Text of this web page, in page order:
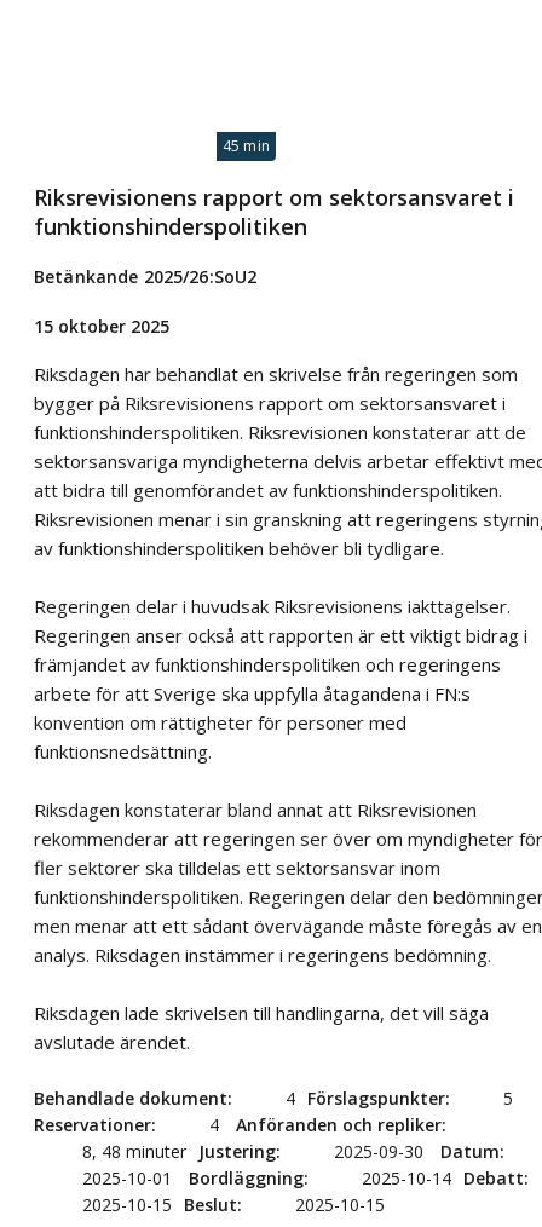
45 min
Riksrevisionens rapport om sektorsansvaret i
funktionshinderspolitiken
Betänkande 2025/26:SoU2
15 oktober 2025
Riksdagen har behandlat en skrivelse från regeringen som
bygger på Riksrevisionens rapport om sektorsansvaret i
funktionshinderspolitiken. Riksrevisionen konstaterar att de
sektorsansvariga myndigheterna delvis arbetar effektivt
att bidra till genomförandet av funktionshinderspolitiken.
Riksrevisionen menar i sin granskning att regeringens
av funktionshinderspolitiken behöver bli tydligare.
Regeringen delar i huvudsak Riksrevisionens iakttagelser.
Regeringen anser också att rapporten är ett viktigt bidrag i
främjandet av funktionshinderspolitiken och regeringens
arbete för att Sverige ska uppfylla åtagandena i FN:s
konvention om rättigheter för personer med
funktionsnedsättning.
Riksdagen konstaterar bland annat att Riksrevisionen
rekommenderar att regeringen ser över om myndigheter för
fler sektorer ska tilldelas ett sektorsansvar inom
funktionshinderspolitiken. Regeringen delar den
men menar att ett sådant övervägande måste föregås av en
analys. Riksdagen instämmer i regeringens bedömning.
Riksdagen lade skrivelsen till handlingarna, det vill säga
avslutade ärendet.
Behandlade dokument 4 Förslagspunkter
5
Reservationer
4
Anföranden och repliker
8, 48 minuter
Justering 2025-09-30
Datum
2025-10-01
Bordläggning 2025-10-14 Debatt
2025-10-15
Beslut 2025-10-15